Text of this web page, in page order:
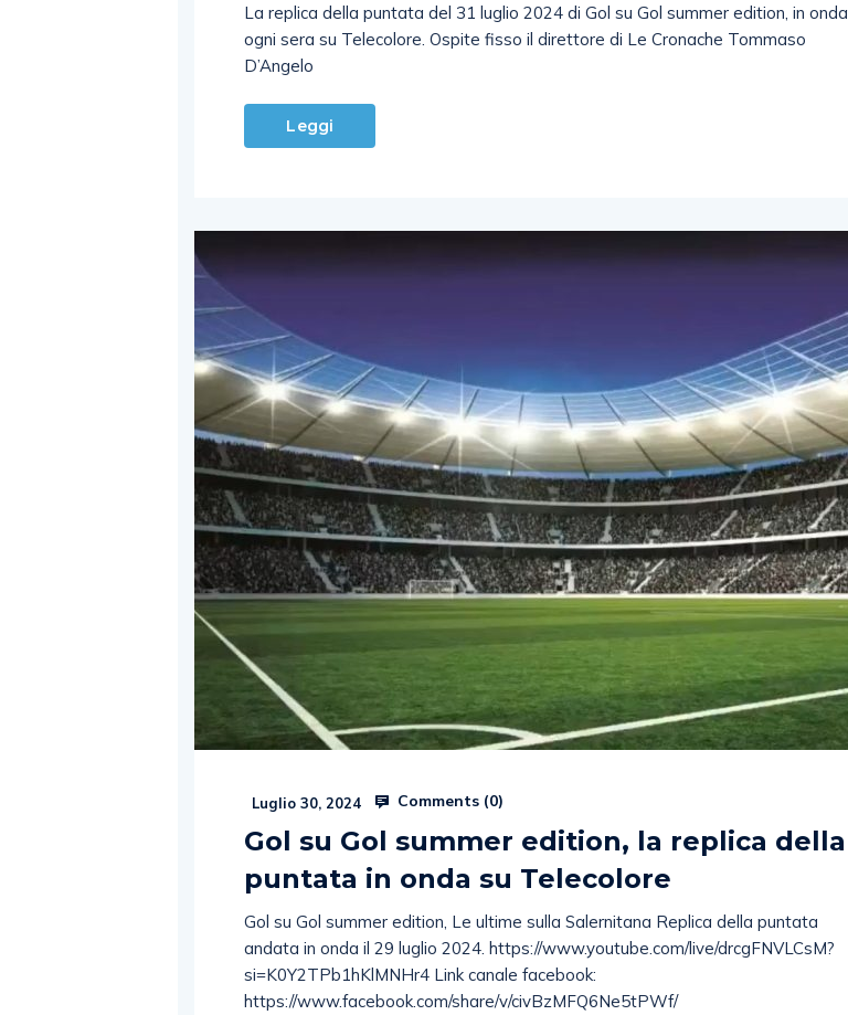
La replica della puntata del 31 luglio 2024 di Gol su Gol summer edition, in onda
ogni sera su Telecolore. Ospite fisso il direttore di Le Cronache Tommaso
D’Angelo
Leggi
Luglio 30, 2024 Comments (0)
Gol su Gol summer edition, la replica della
puntata in onda su Telecolore
Gol su Gol summer edition, Le ultime sulla Salernitana Replica della puntata
andata in onda il 29 luglio 2024. https://www.youtube.com/live/drcgFNVLCsM?
si=K0Y2TPb1hKlMNHr4 Link canale facebook:
https://www.facebook.com/share/v/civBzMFQ6Ne5tPWf/